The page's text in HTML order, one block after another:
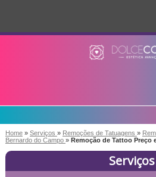
Home » Serviços » Remoções de Tatuagens »
Bernardo do Campo » Remoção de Tattoo Preço
Serviços